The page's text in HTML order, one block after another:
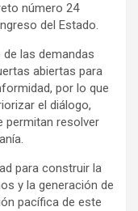
número 24
del Estado.
las demandas
abiertas para
por lo que
el diálogo,
permitan resolver
para construir la
y la generación de
pacífica de este